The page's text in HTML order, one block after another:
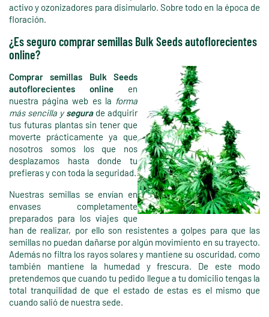
activo y ozonizadores para disimularlo. Sobre todo en la época de
floración.
¿Es seguro comprar semillas Bulk Seeds autoflorecientes
online?
Comprar semillas Bulk Seeds
autoflorecientes online en
nuestra página web es la forma
más sencilla ysegura de adquirir
tus futuras plantas sin tener que
moverte prácticamente ya que
nosotros somos los que nos
desplazamos hasta donde tu
prefieras y con toda la seguridad.
Nuestras semillas se envían en
envases completamente
preparados para los viajes que
han de realizar, por ello son resistentes a golpes para que las
semillas no puedan dañarse por algún movimiento en su trayecto.
Además no filtra los rayos solares y mantiene su oscuridad, como
también mantiene la humedad y frescura. De este modo
pretendemos que cuando tu pedido llegue a tu domicilio tengas la
total tranquilidad de que el estado de estas es el mismo que
cuando salió de nuestra sede.